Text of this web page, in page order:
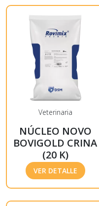
Veterinaria
NÚCLEO NOVO
BOVIGOLD CRINA
(20 K)
VER DETALLE